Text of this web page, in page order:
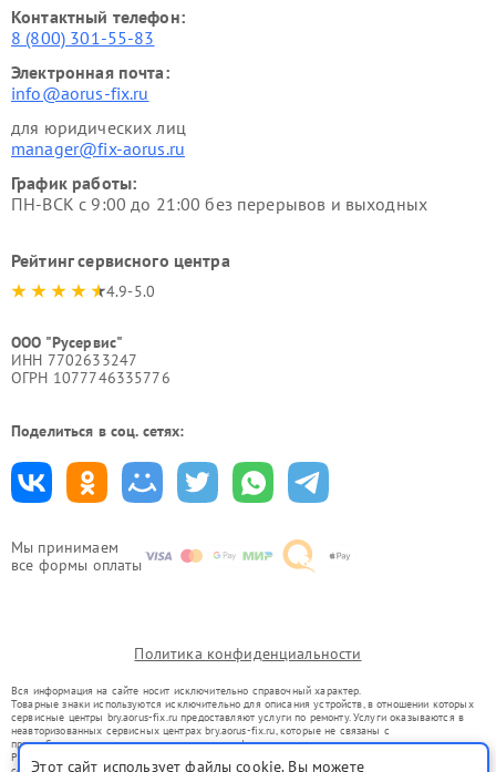
Мы принимаем
все формы оплаты
Контактный телефон:
8 (800) 301-55-83
Электронная почта:
info@aorus-fix.ru
для юридических лиц
manager@fix-aorus.ru
График работы:
ПН-ВСК с 9:00 до 21:00 без перерывов и выходных
Рейтинг сервисного центра
4.9-5.0
ООО "Русервис"
ИНН 7702633247
ОГРН 1077746335776
Поделиться в соц. сетях:
Политика конфиденциальности
Вся информация на сайте носит исключительно справочный характер.
Товарные знаки используются исключительно для описания устройств, в отношении которых
сервисные центры bry.aorus-fix.ru предоставляют услуги по ремонту. Услуги оказываются в
неавторизованных сервисных центрах bry.aorus-fix.ru, которые не связаны с
правообладателями товарных знаков или их официальными представителями.
Ремонт осуществляется для устройств, уже введенных в гражданский оборот в соответствии
Этот сайт использует файлы cookie. Вы можете